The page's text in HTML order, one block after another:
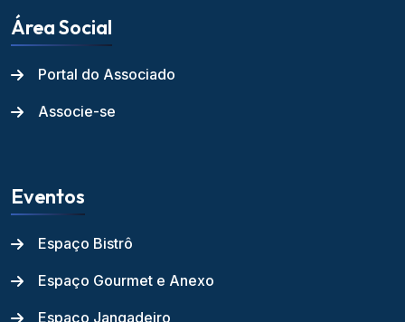
Área Social
Portal do Associado
Associe-se
Eventos
Espaço Bistrô
Espaço Gourmet e Anexo
Espaço Jangadeiro